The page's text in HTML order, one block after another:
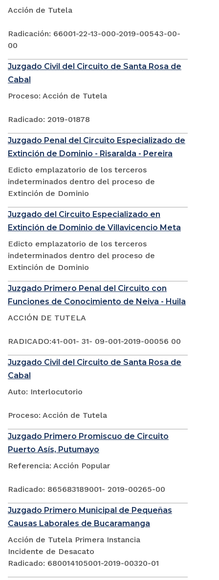
Acción de Tutela
Radicación: 66001-22-13-000-2019-00543-00-
00
Juzgado Civil del Circuito de Santa Rosa de
Cabal
Proceso: Acción de Tutela
Radicado: 2019-01878
Juzgado Penal del Circuito Especializado de
Extinción de Dominio - Risaralda - Pereira
Edicto emplazatorio de los terceros
indeterminados dentro del proceso de
Extinción de Dominio
Juzgado del Circuito Especializado en
Extinción de Dominio de Villavicencio Meta
Edicto emplazatorio de los terceros
indeterminados dentro del proceso de
Extinción de Dominio
Juzgado Primero Penal del Circuito con
Funciones de Conocimiento de Neiva - Huila
ACCIÓN DE TUTELA
RADICADO:41-001- 31- 09-001-2019-00056 00
Juzgado Civil del Circuito de Santa Rosa de
Cabal
Auto: Interlocutorio
Proceso: Acción de Tutela
Juzgado Primero Promiscuo de Circuito
Puerto Asís, Putumayo
Referencia: Acción Popular
Radicado: 865683189001- 2019-00265-00
Juzgado Primero Municipal de Pequeñas
Causas Laborales de Bucaramanga
Acción de Tutela Primera Instancia
Incidente de Desacato
Radicado: 680014105001-2019-00320-01